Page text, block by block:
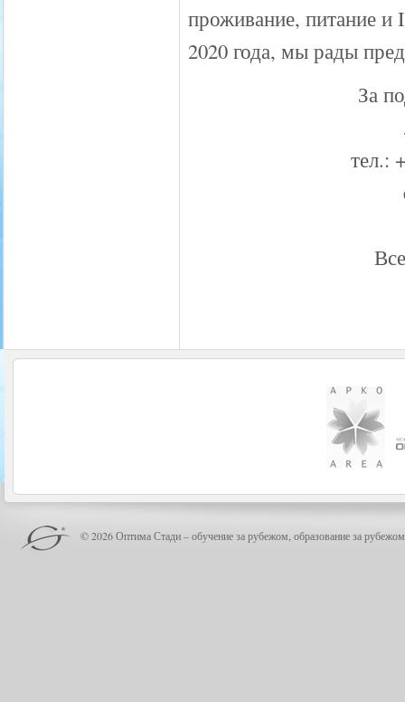
проживание, питание и
2020 года, мы рады
За
тел.:
© 2026 Оптима Стади – обучение за рубежом, образование за